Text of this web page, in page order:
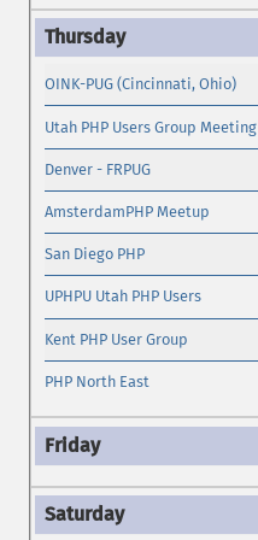
OINK-PUG (Cincinnati, Ohio)
Utah PHP Users Group Meeting
Denver - FRPUG
AmsterdamPHP Meetup
San Diego PHP
UPHPU Utah PHP Users
Kent PHP User Group
PHP North East